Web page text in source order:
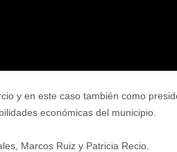
y en este caso también como
económicas del municipio.
Marcos Ruiz y Patricia Recio.